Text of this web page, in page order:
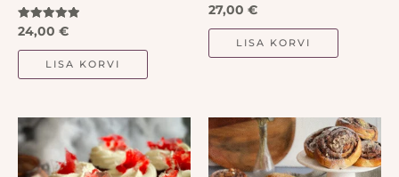
Hinnanguga
5.00
/ 5
24,00 €
LISA KORVI
Hinnanguga
5.00
/ 5
27,00 €
LISA KORVI